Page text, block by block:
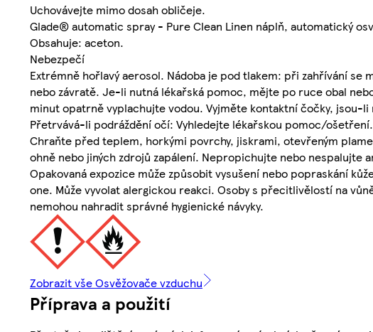
Uchovávejte mimo dosah obličeje.
Glade® automatic spray - Pure Clean Linen náplň, automatický
Obsahuje: aceton.
Nebezpečí
Extrémně hořlavý aerosol. Nádoba je pod tlakem: při zahřívání
nebo závratě. Je-li nutná lékařská pomoc, mějte po ruce obal
minut opatrně vyplachujte vodou. Vyjměte kontaktní čočky, jsou-li
Přetrvává-li podráždění očí: Vyhledejte lékařskou pomoc/
Chraňte před teplem, horkými povrchy, jiskrami, otevřeným
ohně nebo jiných zdrojů zapálení. Nepropichujte nebo nespalujte
Opakovaná expozice může způsobit vysušení nebo popraskání
one. Může vyvolat alergickou reakci. Osoby s přecitlivělostí na
nemohou nahradit správné hygienické návyky.
Zobrazit vše Osvěžovače vzduchu
Příprava a použití